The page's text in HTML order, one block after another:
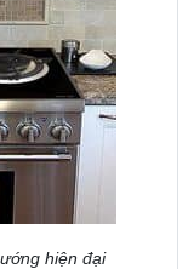
hiện đại